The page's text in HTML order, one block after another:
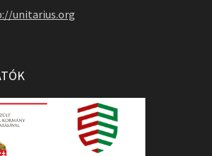
unitarius.org